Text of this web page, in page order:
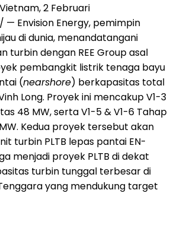
Vietnam, 2 Februari
— Envision Energy, pemimpin
di dunia, menandatangani
turbin dengan REE Group asal
pembangkit listrik tenaga bayu
(nearshore) berkapasitas total
Long. Proyek ini mencakup V1-3
48 MW, serta V1-5 & V1-6 Tahap
Kedua proyek tersebut akan
turbin PLTB lepas pantai EN-
menjadi proyek PLTB di dekat
turbin tunggal terbesar di
yang mendukung target